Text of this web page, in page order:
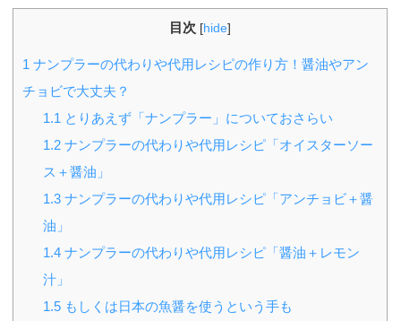
目次 [hide]
1 ナンプラーの代わりや代用レシピの作り方！醤油やアン
チョビで大丈夫？
1.1 とりあえず「ナンプラー」についておさらい
1.2 ナンプラーの代わりや代用レシピ「オイスターソー
ス＋醤油」
1.3 ナンプラーの代わりや代用レシピ「アンチョビ＋醤
油」
1.4 ナンプラーの代わりや代用レシピ「醤油＋レモン
汁」
1.5 もしくは日本の魚醤を使うという手も